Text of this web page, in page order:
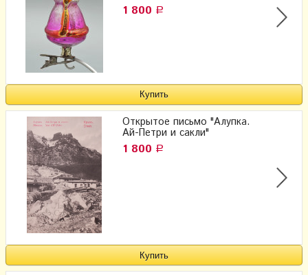
1 800 Р
Открытое письмо "Алупка.
Ай-Петри и сакли"
1 800 Р